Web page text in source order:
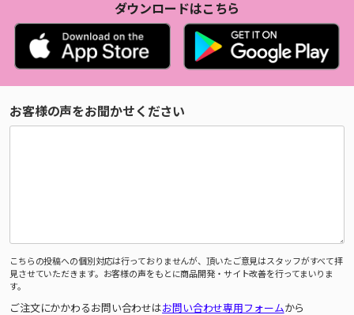
ダウンロードはこちら
お客様の声をお聞かせください
こちらの投稿への個別対応は行っておりませんが、頂いたご意見はスタッフがすべて拝
見させていただきます。お客様の声をもとに商品開発・サイト改善を行ってまいりま
す。
ご注文にかかわるお問い合わせはお問い合わせ専用フォームから